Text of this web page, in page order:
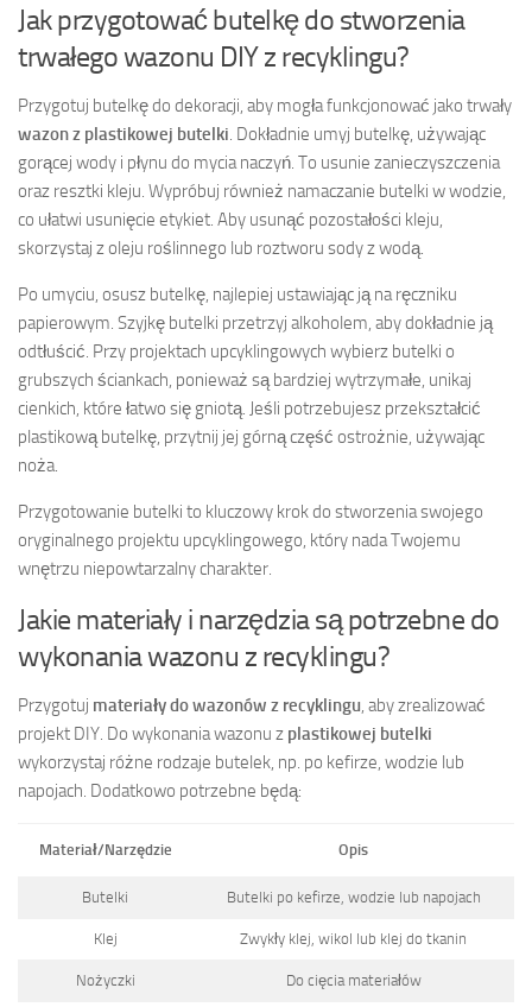
Jak przygotować butelkę do stworzenia
trwałego wazonu DIY z recyklingu?
Przygotuj butelkę do dekoracji, aby mogła funkcjonować jako trwały
wazon z plastikowej butelki . Dokładnie umyj butelkę, używając
gorącej wody i płynu do mycia naczyń. To usunie zanieczyszczenia
oraz resztki kleju. Wypróbuj również namaczanie butelki w wodzie,
co ułatwi usunięcie etykiet. Aby usunąć pozostałości kleju,
skorzystaj z oleju roślinnego lub roztworu sody z wodą.
Po umyciu, osusz butelkę, najlepiej ustawiając ją na ręczniku
papierowym. Szyjkę butelki przetrzyj alkoholem, aby dokładnie ją
odtłuścić. Przy projektach upcyklingowych wybierz butelki o
grubszych ściankach, ponieważ są bardziej wytrzymałe, unikaj
cienkich, które łatwo się gniotą. Jeśli potrzebujesz przekształcić
plastikową butelkę, przytnij jej górną część ostrożnie, używając
noża.
Przygotowanie butelki to kluczowy krok do stworzenia swojego
oryginalnego projektu upcyklingowego, który nada Twojemu
wnętrzu niepowtarzalny charakter.
Jakie materiały i narzędzia są potrzebne do
wykonania wazonu z recyklingu?
Przygotuj materiały do wazonów z recyklingu , aby zrealizować
projekt DIY. Do wykonania wazonu z plastikowej butelki
wykorzystaj różne rodzaje butelek, np. po kefirze, wodzie lub
napojach. Dodatkowo potrzebne będą:
Materiał/Narzędzie Opis
Butelki Butelki po kefirze, wodzie lub napojach
Klej Zwykły klej, wikol lub klej do tkanin
Nożyczki Do cięcia materiałów